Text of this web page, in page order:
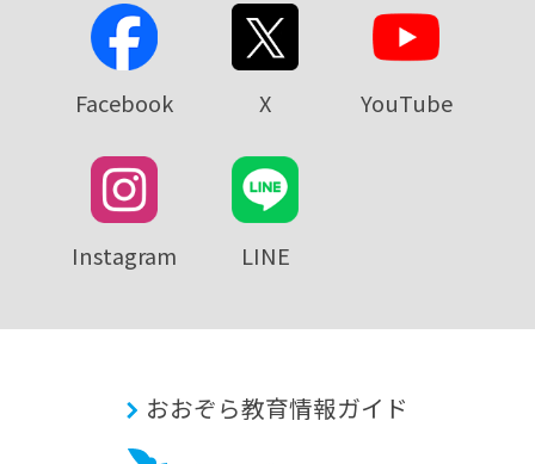
Facebook X YouTube
Instagram LINE
おおぞら教育情報ガイド